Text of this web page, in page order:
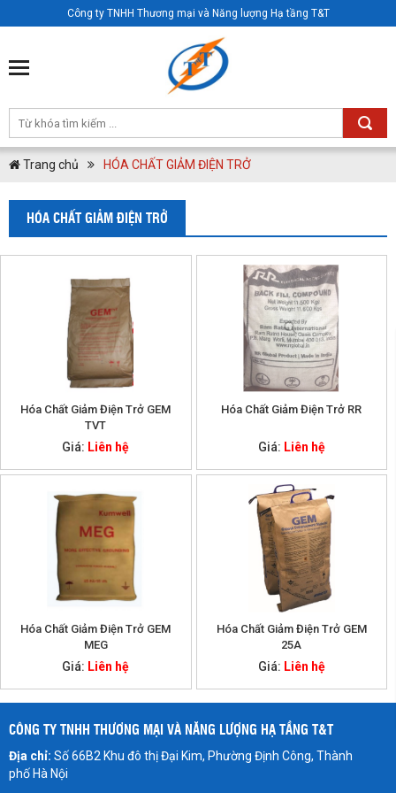
Công ty TNHH Thương mại và Năng lượng Hạ tầng T&T
Trang chủ HÓA CHẤT GIẢM ĐIỆN TRỞ
HÓA CHẤT GIẢM ĐIỆN TRỞ
Hóa Chất Giảm Điện Trở GEM
TVT
Giá: Liên hệ
Hóa Chất Giảm Điện Trở RR
Giá: Liên hệ
Hóa Chất Giảm Điện Trở GEM
MEG
Giá: Liên hệ
Hóa Chất Giảm Điện Trở GEM
25A
Giá: Liên hệ
CÔNG TY TNHH THƯƠNG MẠI VÀ NĂNG LƯỢNG HẠ TẦNG T&T
Địa chỉ: Số 66B2 Khu đô thị Đại Kim, Phường Định Công, Thành
phố Hà Nội